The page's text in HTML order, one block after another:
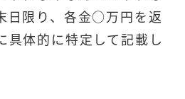
日限り、各金○万円を返
具体的に特定して記載し